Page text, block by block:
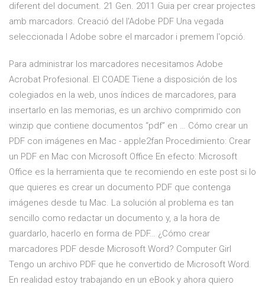
diferent del document. 21 Gen. 2011 Guia per crear projectes
amb marcadors. Creació del l'Adobe PDF Una vegada
seleccionada l Adobe sobre el marcador i premem l'opció.
Para administrar los marcadores necesitamos Adobe
Acrobat Profesional. El COADE Tiene a disposición de los
colegiados en la web, unos índices de marcadores, para
insertarlo en las memorias, es un archivo comprimido con
winzip que contiene documentos “pdf” en … Cómo crear un
PDF con imágenes en Mac - apple2fan Procedimiento: Crear
un PDF en Mac con Microsoft Office En efecto: Microsoft
Office es la herramienta que te recomiendo en este post si lo
que quieres es crear un documento PDF que contenga
imágenes desde tu Mac. La solución al problema es tan
sencillo como redactar un documento y, a la hora de
guardarlo, hacerlo en forma de PDF… ¿Cómo crear
marcadores PDF desde Microsoft Word? Computer Girl
Tengo un archivo PDF que he convertido de Microsoft Word.
En realidad estoy trabajando en un eBook y ahora quiero